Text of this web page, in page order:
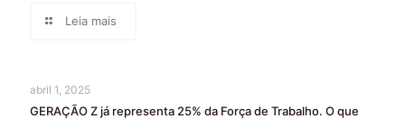
Leia mais
abril 1, 2025
GERAÇÃO Z já representa 25% da Força de Trabalho. O que